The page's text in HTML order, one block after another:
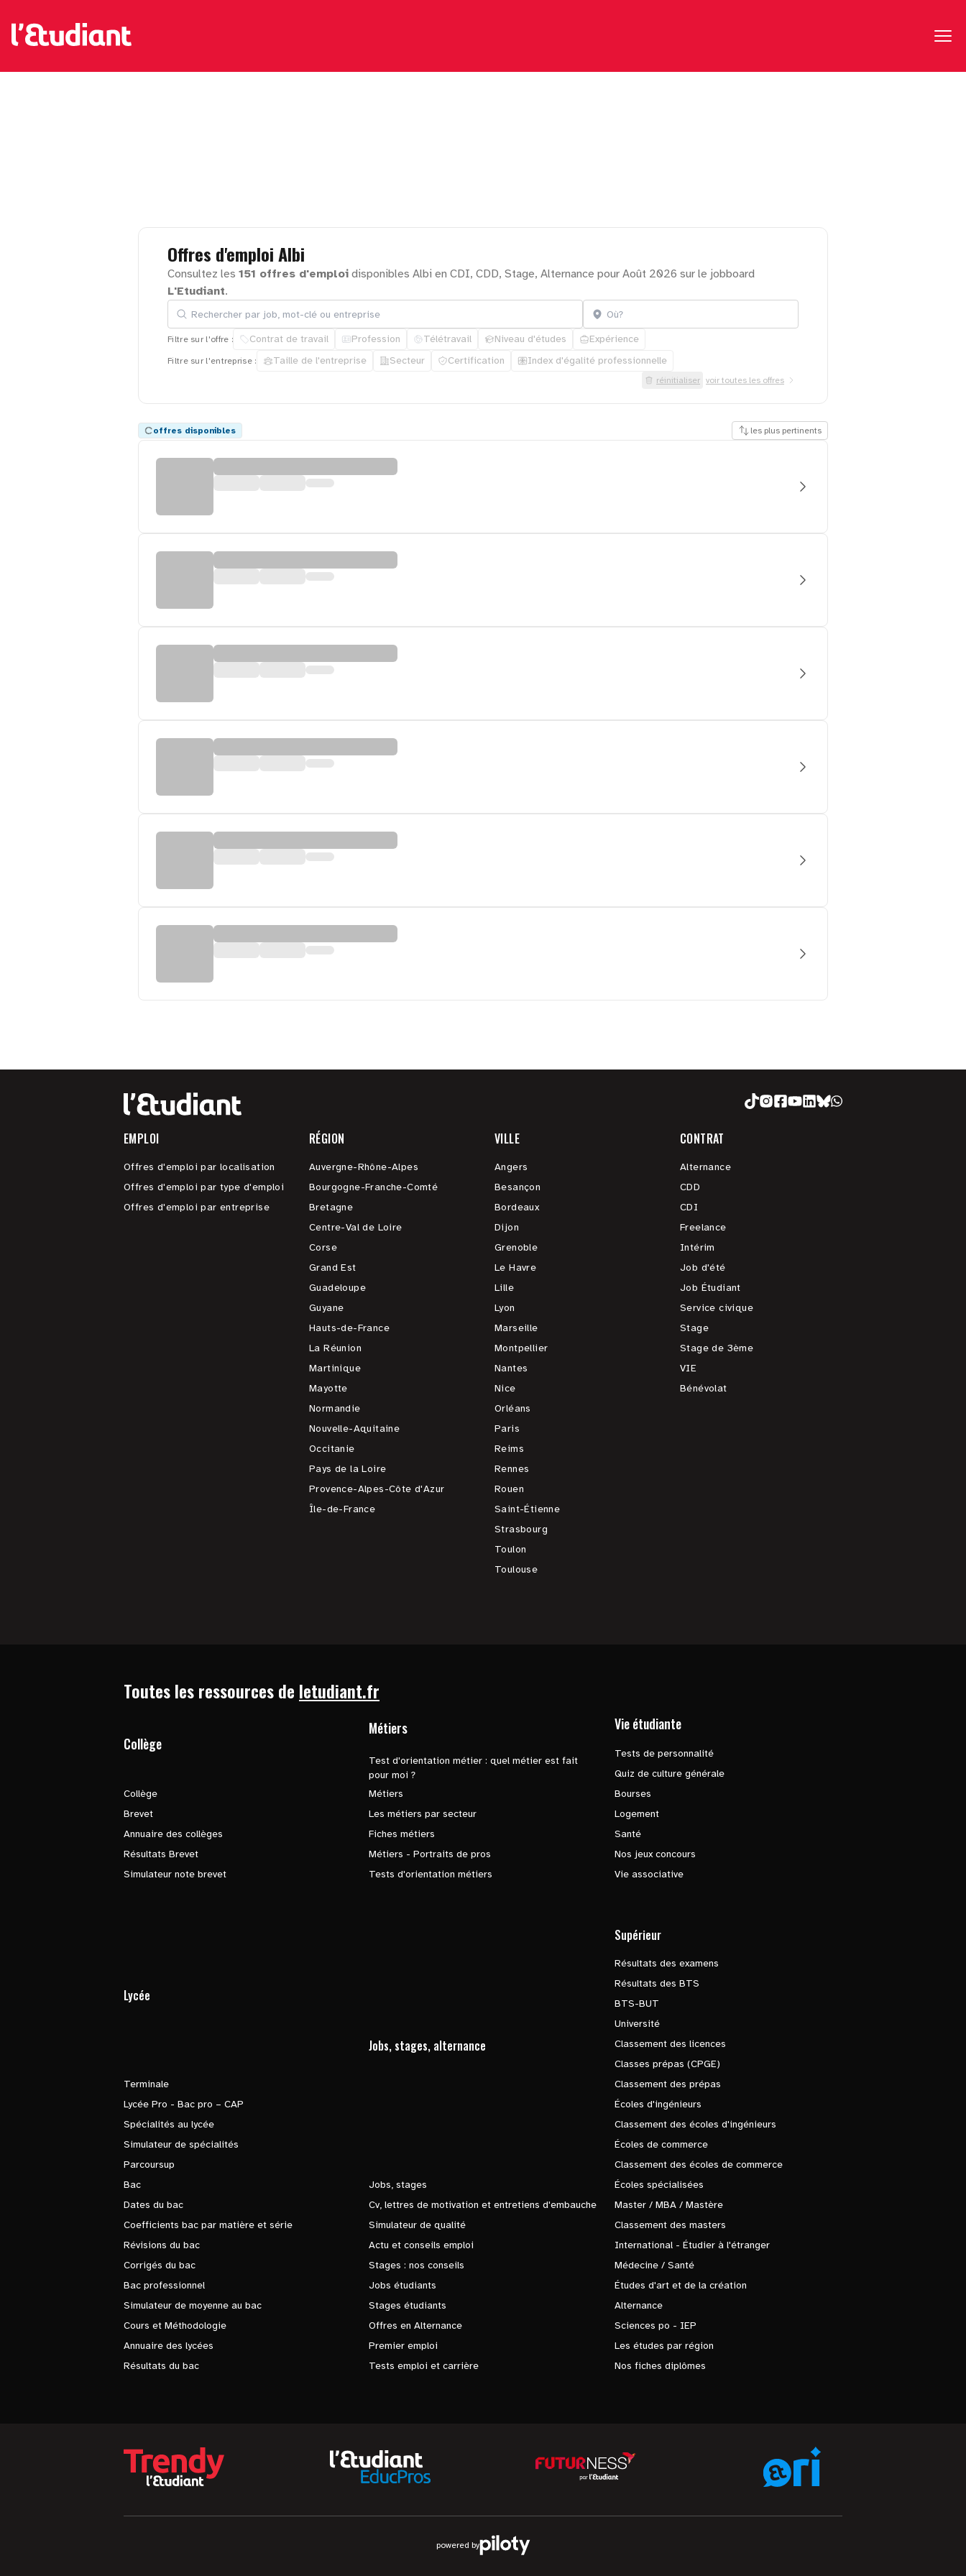
Offres d'emploiAlbi
Consultez les 151 offres d'emploi disponibles Albi en CDI, CDD, Stage, Alternance pour Août 2026 sur le jobboard
L'Etudiant.
Rechercher par job, mot-clé ou entreprise Localisation
Filtre sur l'offre : Contrat de travail Profession Télétravail Niveau d'études Expérience
Filtre sur l'entreprise : Taille de l'entreprise Secteur Certification Index d'égalité professionnelle
réinitialiser voir toutes les offres
offres disponibles les plus pertinents
EMPLOI
Offres d'emploi par localisation
Offres d'emploi par type d'emploi
Offres d'emploi par entreprise
RÉGION
Auvergne-Rhône-Alpes
Bourgogne-Franche-Comté
Bretagne
Centre-Val de Loire
Corse
Grand Est
Guadeloupe
Guyane
Hauts-de-France
La Réunion
Martinique
Mayotte
Normandie
Nouvelle-Aquitaine
Occitanie
Pays de la Loire
Provence-Alpes-Côte d'Azur
Île-de-France
VILLE
Angers
Besançon
Bordeaux
Dijon
Grenoble
Le Havre
Lille
Lyon
Marseille
Montpellier
Nantes
Nice
Orléans
Paris
Reims
Rennes
Rouen
Saint-Étienne
Strasbourg
Toulon
Toulouse
CONTRAT
Alternance
CDD
CDI
Freelance
Intérim
Job d'été
Job Étudiant
Service civique
Stage
Stage de 3ème
VIE
Bénévolat
Toutes les ressources de letudiant.fr
Collège
Collège
Brevet
Annuaire des collèges
Résultats Brevet
Simulateur note brevet
Métiers
Test d'orientation métier : quel métier est fait
pour moi ?
Métiers
Les métiers par secteur
Fiches métiers
Métiers - Portraits de pros
Tests d'orientation métiers
Vie étudiante
Tests de personnalité
Quiz de culture générale
Bourses
Logement
Santé
Nos jeux concours
Vie associative
Lycée
Terminale
Lycée Pro - Bac pro – CAP
Spécialités au lycée
Simulateur de spécialités
Parcoursup
Bac
Dates du bac
Coefficients bac par matière et série
Révisions du bac
Corrigés du bac
Bac professionnel
Simulateur de moyenne au bac
Cours et Méthodologie
Annuaire des lycées
Résultats du bac
Jobs, stages, alternance
Jobs, stages
Cv, lettres de motivation et entretiens d'embauche
Simulateur de qualité
Actu et conseils emploi
Stages : nos conseils
Jobs étudiants
Stages étudiants
Offres en Alternance
Premier emploi
Tests emploi et carrière
Supérieur
Résultats des examens
Résultats des BTS
BTS-BUT
Université
Classement des licences
Classes prépas (CPGE)
Classement des prépas
Écoles d'ingénieurs
Classement des écoles d'ingénieurs
Écoles de commerce
Classement des écoles de commerce
Écoles spécialisées
Master / MBA / Mastère
Classement des masters
International - Étudier à l'étranger
Médecine / Santé
Études d'art et de la création
Alternance
Sciences po - IEP
Les études par région
Nos fiches diplômes
powered by